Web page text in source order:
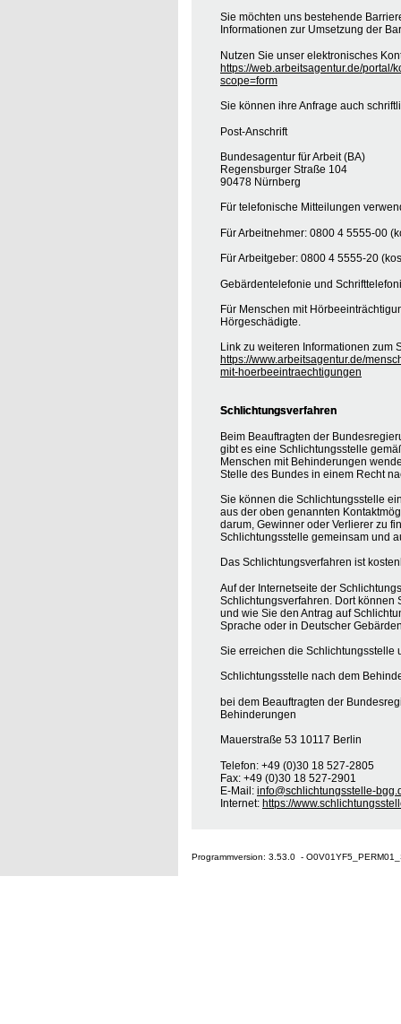
Sie möchten uns bestehende
Informationen zur Umsetzung der
Nutzen Sie unser elektronisches
https://web.arbeitsagentur.de/portal/
scope=form
Sie können ihre Anfrage auch
Post-Anschrift
Bundesagentur für Arbeit (BA)
Regensburger Straße 104
90478 Nürnberg
Für telefonische Mitteilungen
Für Arbeitnehmer: 0800 4 5555-00
Für Arbeitgeber: 0800 4 5555-20
Gebärdentelefonie und
Für Menschen mit
Hörgeschädigte.
Link zu weiteren Informationen zum
https://www.arbeitsagentur.de/
mit-hoerbeeintraechtigungen
Schlichtungsverfahren
Beim Beauftragten der
gibt es eine Schlichtungsstelle
Menschen mit Behinderungen
Stelle des Bundes in einem Recht
Sie können die Schlichtungsstelle
aus der oben genannten
darum, Gewinner oder Verlierer zu
Schlichtungsstelle gemeinsam und
Das Schlichtungsverfahren ist
Auf der Internetseite der
Schlichtungsverfahren. Dort können
und wie Sie den Antrag auf
Sprache oder in Deutscher
Sie erreichen die Schlichtungsstelle
Schlichtungsstelle nach dem
bei dem Beauftragten der
Behinderungen
Mauerstraße 53 10117 Berlin
Telefon: +49 (0)30 18 527-2805
Fax: +49 (0)30 18 527-2901
E-Mail: info@schlichtungsstelle-
Internet: https://
Programmversion: 3.53.0 -